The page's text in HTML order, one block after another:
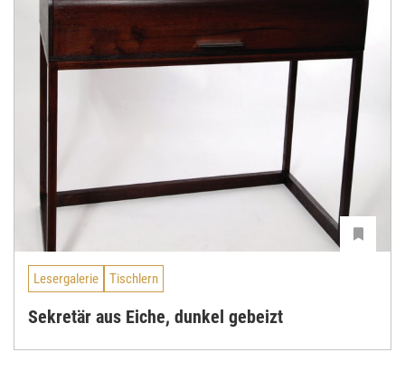
Lesergalerie Tischlern
Sekretär aus Eiche, dunkel gebeizt